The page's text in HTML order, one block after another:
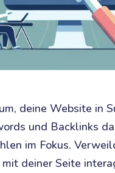
deine Website in
und Backlinks
im Fokus.
deiner Seite